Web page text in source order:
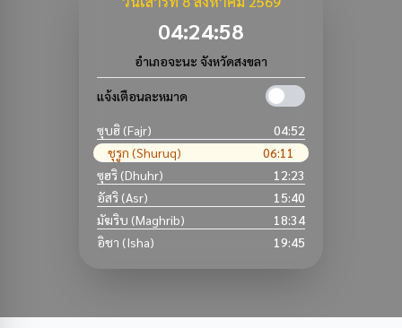
04:24:59
อำเภอจะนะ จังหวัดสงขลา
แจ้งเตือนละหมาด
ซุบฮิ (Fajr)
04:52
ชุรูก (Shuruq)
06:11
ซุฮริ (Dhuhr)
12:23
อัสริ (Asr)
15:40
มัฆริบ (Maghrib)
18:34
อิชา (Isha)
19:45